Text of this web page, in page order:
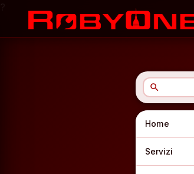
search
Home
Servizi